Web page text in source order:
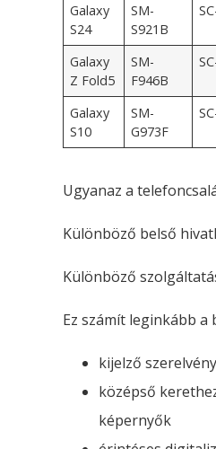
Galaxy
S24
SM-
S921B
Galaxy
Z Fold5
SM-
F946B
Galaxy
S10
SM-
G973F
Ugyanaz a
Különböző belső
Különböző
Ez számít leginkább a
kijelző
középső
képernyők